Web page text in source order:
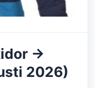
→
2026)